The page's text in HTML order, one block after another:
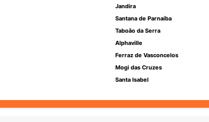
Jandira
Santana de Parnaíba
Taboão da Serra
Alphaville
Ferraz de Vasconcelos
Mogi das Cruzes
Santa Isabel